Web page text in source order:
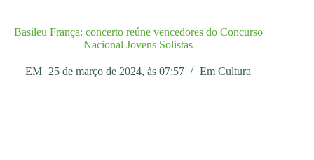
Basileu França: concerto reúne vencedores do Concurso
Nacional Jovens Solistas
EM 25 de março de 2024, às 07:57 Em Cultura